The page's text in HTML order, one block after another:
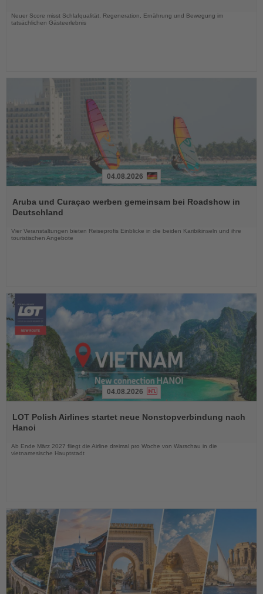
Neuer Score misst Schlafqualität, Regeneration, Ernährung und Bewegung im
tatsächlichen Gästeerlebnis
Sie
die
04.08.2026
Aruba und Curaçao werben gemeinsam bei Roadshow in
Deutschland
Vier Veranstaltungen bieten Reiseprofis Einblicke in die beiden Karibikinseln und ihre
touristischen Angebote
Sie
die
04.08.2026
LOT Polish Airlines startet neue Nonstopverbindung nach
Hanoi
Ab Ende März 2027 fliegt die Airline dreimal pro Woche von Warschau in die
vietnamesische Hauptstadt